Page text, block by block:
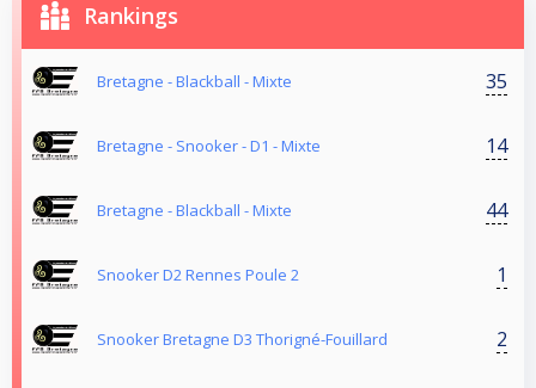
Rankings
Bretagne - Blackball - Mixte 35
Bretagne - Snooker - D1 - Mixte 14
Bretagne - Blackball - Mixte 44
Snooker D2 Rennes Poule 2 1
Snooker Bretagne D3 Thorigné-Fouillard 2